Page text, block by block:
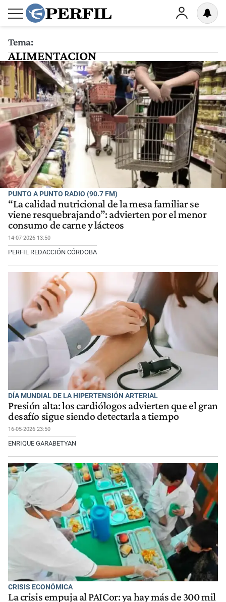
Tema:
ALIMENTACION
PUNTO A PUNTO RADIO (90.7 FM)
“La calidad nutricional de la mesa familiar se
viene resquebrajando”: advierten por el menor
consumo de carne y lácteos
14-07-2026 13:50
PERFIL REDACCIÓN CÓRDOBA
DÍA MUNDIAL DE LA HIPERTENSIÓN ARTERIAL
Presión alta: los cardiólogos advierten que el gran
desafío sigue siendo detectarla a tiempo
16-05-2026 23:50
ENRIQUE GARABETYAN
CRISIS ECONÓMICA
La crisis empuja al PAICor: ya hay más de 300 mil